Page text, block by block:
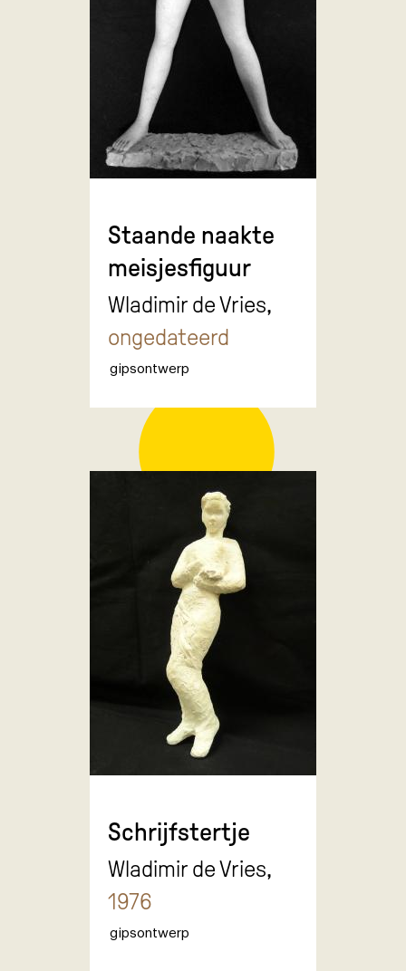
Staande naakte
meisjesfiguur
Wladimir de Vries,
ongedateerd
gipsontwerp
Schrijfstertje
Wladimir de Vries,
1976
gipsontwerp